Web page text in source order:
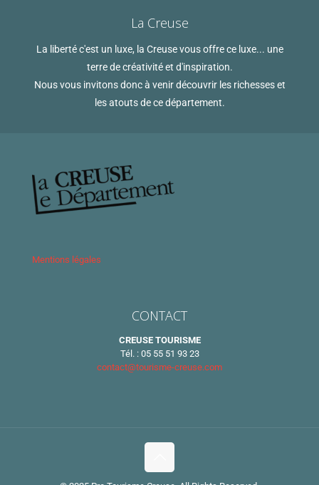
La Creuse
La liberté c'est un luxe, la Creuse vous offre ce luxe... une
terre de créativité et d'inspiration.
Nous vous invitons donc à venir découvrir les richesses et
les atouts de ce département.
Mentions légales
CONTACT
CREUSE TOURISME
Tél. : 05 55 51 93 23
contact@tourisme-creuse.com